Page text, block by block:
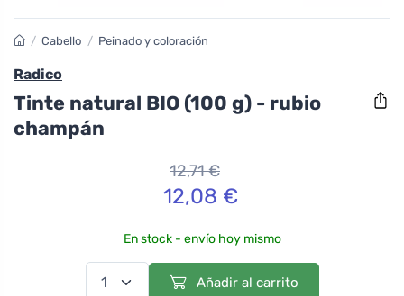
/ Cabello / Peinado y coloración
Radico
Tinte natural BIO (100 g) - rubio
champán
12,71 €
12,08 €
En stock - envío hoy mismo
Añadir al carrito